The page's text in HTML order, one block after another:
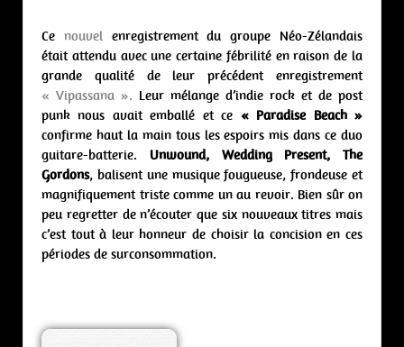
Ce nouvelenregistrement du groupe Néo-Zélandais
était attendu avec une certaine fébrilité en raison de la
grande qualité de leur précédent enregistrement
« Vipassana ». Leur mélange d’indie rock et de post
punk nous avait emballé et ce « Paradise Beach »
confirme haut la main tous les espoirs mis dans ce duo
guitare-batterie. Unwound, Wedding Present, The
Gordons, balisent une musique fougueuse, frondeuse et
magnifiquement triste comme un au revoir. Bien sûr on
peu regretter de n’écouter que six nouveaux titres mais
c’est tout à leur honneur de choisir la concision en ces
périodes de surconsommation.